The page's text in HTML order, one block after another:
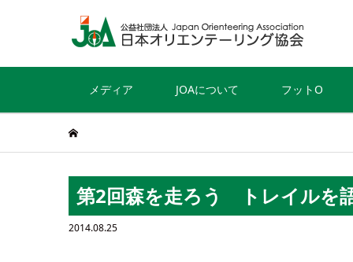
メディア JOAについて フットO
第2回森を走ろう トレイルを
2014.08.25